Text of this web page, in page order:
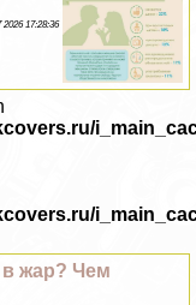
2026 17:28:36
жар? Чем